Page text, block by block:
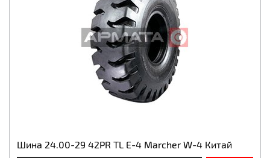
Шина 24.00-29 42PR TL E-4 Marcher W-4 Китай